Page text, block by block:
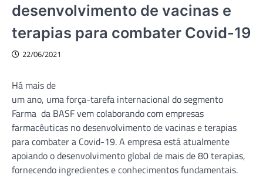
desenvolvimento de vacinas e
terapias para combater Covid-19
22/06/2021
Há mais de
um ano, uma força-tarefa internacional do segmento
Farma da BASF vem colaborando com empresas
farmacêuticas no desenvolvimento de vacinas e terapias
para combater a Covid-19. A empresa está atualmente
apoiando o desenvolvimento global de mais de 80 terapias,
fornecendo ingredientes e conhecimentos fundamentais.